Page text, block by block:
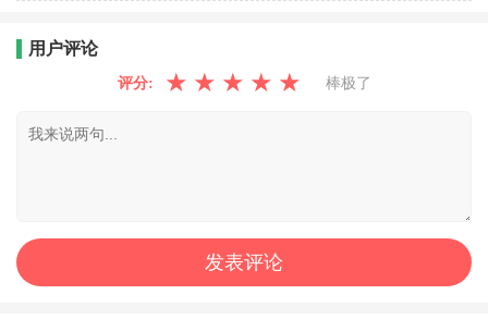
用户评论
评分: ★ ★ ★ ★ ★ 棒极了